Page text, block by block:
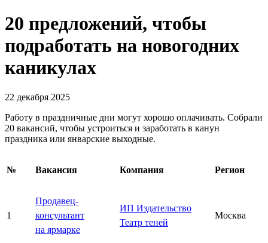
20 предложений, чтобы
подработать на новогодних
каникулах
22 декабря 2025
Работу в праздничные дни могут хорошо оплачивать. Собрали
20 вакансий, чтобы устроиться и заработать в канун
праздника или январские выходные.
№ Вакансия Компания Регион
1
Продавец-
консультант
на ярмарке
ИП Издательство
Театр теней
Москва